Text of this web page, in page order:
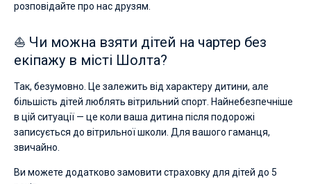
розповідайте про нас друзям.
⛵ Чи можна взяти дітей на чартер без
екіпажу в місті Шолта?
Так, безумовно. Це залежить від характеру дитини, але
більшість дітей люблять вітрильний спорт. Найнебезпечніше
в цій ситуації — це коли ваша дитина після подорожі
записується до вітрильної школи. Для вашого гаманця,
звичайно.
Ви можете додатково замовити страховку для дітей до 5